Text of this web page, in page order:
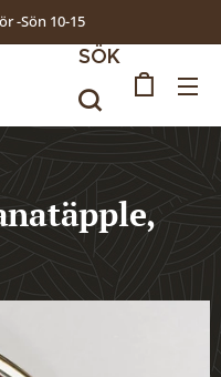
-Sön 10-15
SÖK